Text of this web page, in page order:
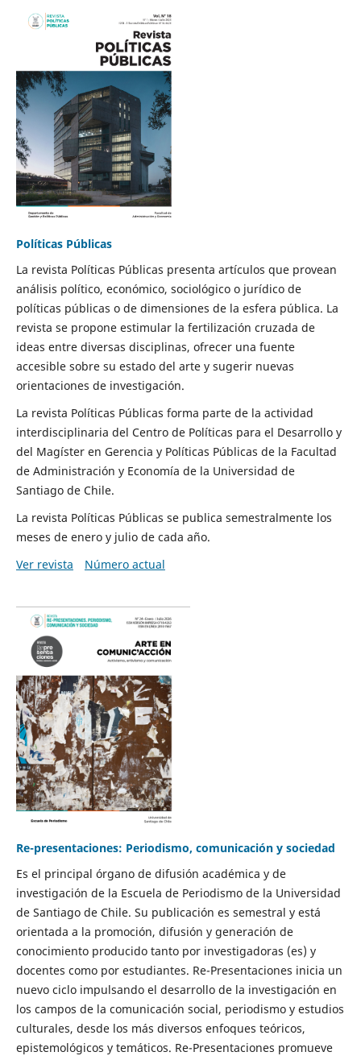
Políticas Públicas
La revista Políticas Públicas presenta artículos que provean
análisis político, económico, sociológico o jurídico de
políticas públicas o de dimensiones de la esfera pública. La
revista se propone estimular la fertilización cruzada de
ideas entre diversas disciplinas, ofrecer una fuente
accesible sobre su estado del arte y sugerir nuevas
orientaciones de investigación.
La revista Políticas Públicas forma parte de la actividad
interdisciplinaria del Centro de Políticas para el Desarrollo y
del Magíster en Gerencia y Políticas Públicas de la Facultad
de Administración y Economía de la Universidad de
Santiago de Chile.
La revista Políticas Públicas se publica semestralmente los
meses de enero y julio de cada año.
Ver revista
Número actual
Re-presentaciones: Periodismo, comunicación y sociedad
Es el principal órgano de difusión académica y de
investigación de la Escuela de Periodismo de la Universidad
de Santiago de Chile. Su publicación es semestral y está
orientada a la promoción, difusión y generación de
conocimiento producido tanto por investigadoras (es) y
docentes como por estudiantes. Re-Presentaciones inicia un
nuevo ciclo impulsando el desarrollo de la investigación en
los campos de la comunicación social, periodismo y estudios
culturales, desde los más diversos enfoques teóricos,
epistemológicos y temáticos. Re-Presentaciones promueve